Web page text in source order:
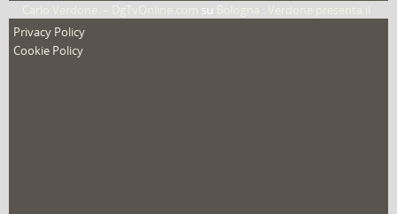
su
nuovo film
Privacy Policy
Cookie Policy